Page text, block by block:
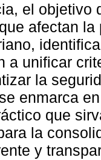
el objetivo
afectan
a unificar
la
enmarca
que
la
y